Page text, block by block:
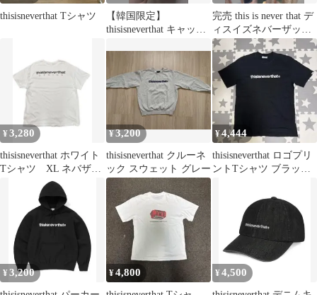
thisisneverthat Tシャツ
【韓国限定】
thisisneverthat キャッ
完売 this is never that デ
ィスイズネバーザット
ノースリーブ
¥3,280
thisisneverthat ホワイト
Tシャツ XL ネバザ
¥3,200
thisisneverthat クルーネ
ック スウェット グレー
¥4,444
thisisneverthat ロゴプリ
ントTシャツ ブラック
¥3,200 ¥4,800 ¥ 4,500